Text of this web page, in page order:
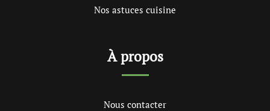
Nos astuces cuisine
À propos
Nous contacter